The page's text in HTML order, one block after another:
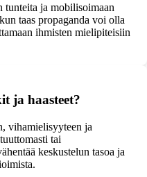
tunteita ja mobilisoimaan
taas propaganda voi olla
ihmisten mielipiteisiin
ja haasteet?
vihamielisyyteen ja
tai
keskustelun tasoa ja